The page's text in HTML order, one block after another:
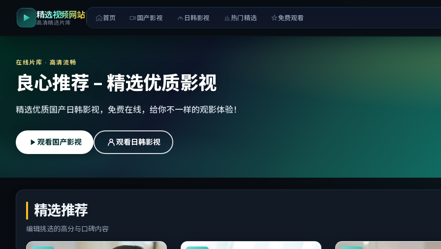
精选视频网站
高清精选片库
首页 国产影视 日韩影视 热门精选 免费观看
在线片库 · 高清流畅
良心推荐 - 精选优质影视
精选优质国产日韩影视，免费在线，给你不一样的观影体验！
观看国产影视 观看日韩影视
精选推荐
编辑挑选的高分与口碑内容